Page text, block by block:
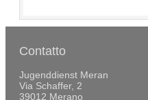
Contatto
Jugenddienst Meran
Via Schaffer, 2
39012 Merano